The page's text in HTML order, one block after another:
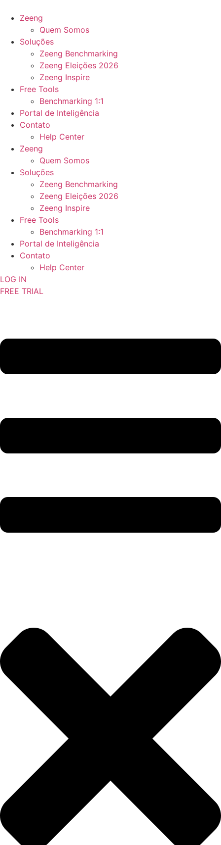
para
conteúdo
Zeeng
Quem Somos
Soluções
Zeeng Benchmarking
Zeeng Eleições 2026
Zeeng Inspire
Free Tools
Benchmarking 1:1
Portal de Inteligência
Contato
Help Center
Zeeng
Quem Somos
Soluções
Zeeng Benchmarking
Zeeng Eleições 2026
Zeeng Inspire
Free Tools
Benchmarking 1:1
Portal de Inteligência
Contato
Help Center
LOG IN
FREE TRIAL